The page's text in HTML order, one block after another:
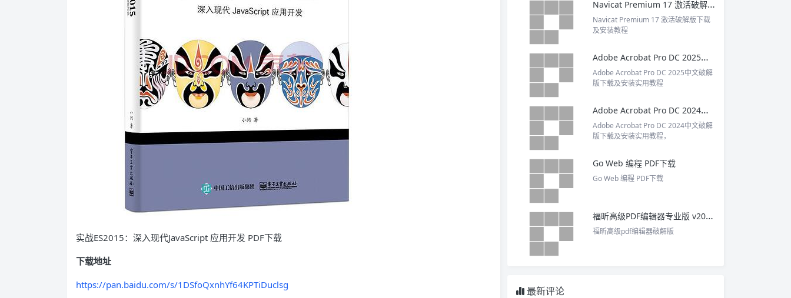
实战ES2015：深入现代JavaScript 应用开发 PDF下载
下载地址
https://pan.baidu.com/s/1DSfoQxnhYf64KPTiDuclsg
Navicat Premium 17 激活破解版下载及安装教程
Navicat Premium 17 激活破解版下载
及安装教程
Adobe Acrobat Pro DC 2025中文破解版下载及安装实用教程
Adobe Acrobat Pro DC 2025中文破解
版下载及安装实用教程
Adobe Acrobat Pro DC 2024中文破解版下载及安装实用教程
Adobe Acrobat Pro DC 2024中文破解
版下载及安装实用教程，
Go Web 编程 PDF下载
Go Web 编程 PDF下载
福昕高级PDF编辑器专业版 v2025 中文激活版
福昕高级pdf编辑器破解版
最新评论